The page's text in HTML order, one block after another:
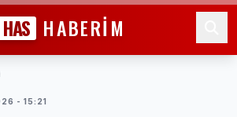
HAS HABERİM
- 15:21